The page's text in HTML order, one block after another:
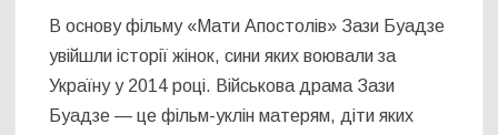
В основу фільму «Мати Апостолів» Зази Буадзе
увійшли історії жінок, сини яких воювали за
Україну у 2014 році. Військова драма Зази
Буадзе — це фільм-уклін матерям, діти яких